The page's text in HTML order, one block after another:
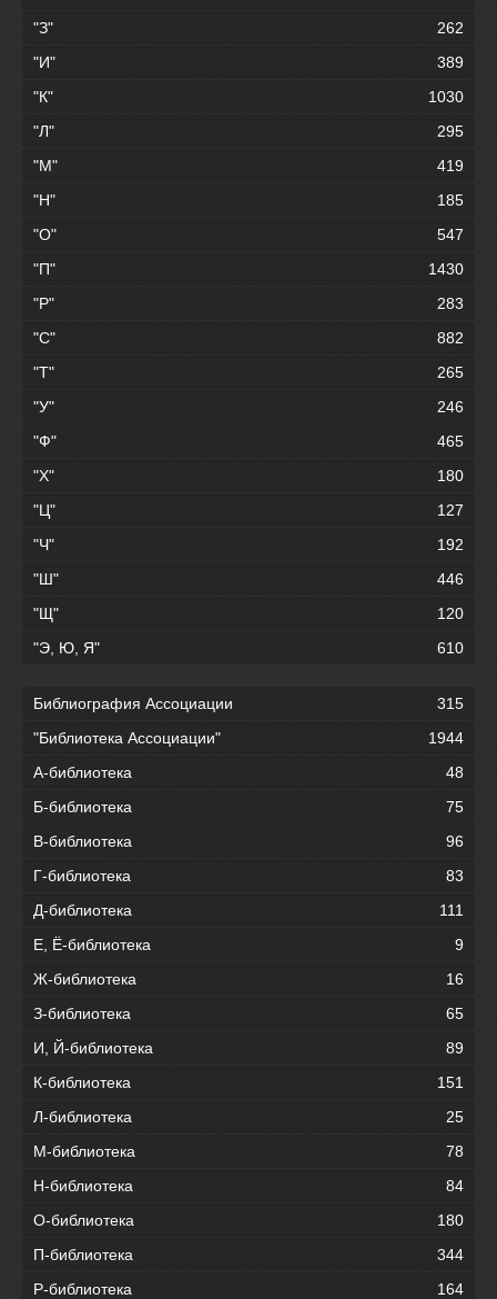
"З"
262
"И"
389
"К"
1030
"Л"
295
"М"
419
"Н"
185
"О"
547
"П"
1430
"Р"
283
"С"
882
"Т"
265
"У"
246
"Ф"
465
"Х"
180
"Ц"
127
"Ч"
192
"Ш"
446
"Щ"
120
"Э, Ю, Я"
610
Библиография Ассоциации
315
"Библиотека Ассоциации"
1944
А-библиотека
48
Б-библиотека
75
В-библиотека
96
Г-библиотека
83
Д-библиотека
111
Е, Ё-библиотека
9
Ж-библиотека
16
З-библиотека
65
И, Й-библиотека
89
К-библиотека
151
Л-библиотека
25
М-библиотека
78
Н-библиотека
84
О-библиотека
180
П-библиотека
344
Р-библиотека
164